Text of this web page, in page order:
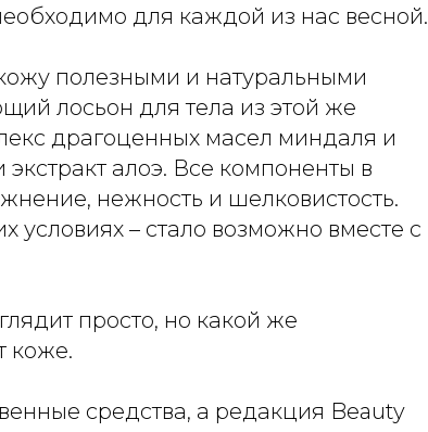
для каждой из нас весной.
полезными и натуральными
лосьон для тела из этой же
драгоценных масел миндаля и
алоэ. Все компоненты в
нежность и шелковистость.
– стало возможно вместе с
просто, но какой же
коже.
средства, а редакция Beauty